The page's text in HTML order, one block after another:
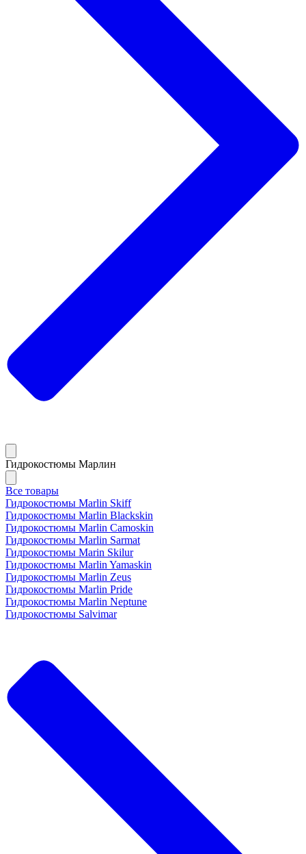
Гидрокостюмы Марлин
Все товары
Гидрокостюмы Marlin Skiff
Гидрокостюмы Marlin Blackskin
Гидрокостюмы Marlin Camoskin
Гидрокостюмы Marlin Sarmat
Гидрокостюмы Marin Skilur
Гидрокостюмы Marlin Yamaskin
Гидрокостюмы Marlin Zeus
Гидрокостюмы Marlin Pride
Гидрокостюмы Marlin Neptune
Гидрокостюмы Salvimar